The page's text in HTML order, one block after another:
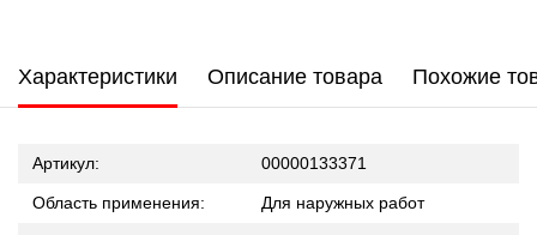
Характеристики Описание товара Похожие
Артикул: 00000133371
Область применения: Для наружных работ